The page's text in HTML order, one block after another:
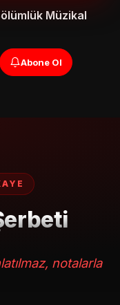
Müzikal
Abone Ol
notalarla